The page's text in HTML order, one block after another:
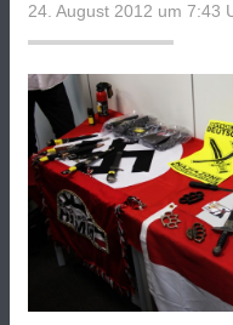
24. August 2012 um 7:43